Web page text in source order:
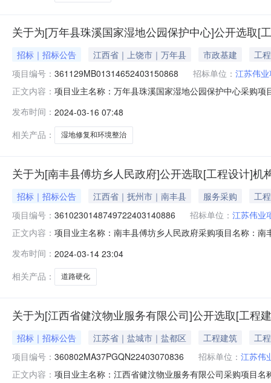
关于为[万年县珠溪国家湿地公园保护中心]公开选取[
招标｜招标公告 江西省｜上饶市｜万年县 市政基建
工程
项目编号： 361129MB01314652403150868 招标单位： 江苏伟
正文内容： 项目业主名称：万年县珠溪国家湿地公园保护中心采购
90金额说明：按相关标准计取服务内容：招标代理选取
选+竞价直
发布时间： 2024-03-16 07:48
相关产品：
湿地修复和环境整治
关于为[南丰县傅坊乡人民政府]公开选取[工程设计]机
招标｜招标公告 江西省｜抚州市｜南丰县 服务采购
工程
项目编号： 3610230148749722403140886 招标单位： 江苏伟业
正文内容： 项目业主名称：南丰县傅坊乡人民政府采购项目名称：
间：3（个工作日）签订合同时间：15（个工作日）合同
中鸿亿博集团有限公司,
发布时间： 2024-03-14 23:04
相关产品：
道路硬化
关于为[江西省健汶物业服务有限公司]公开选取[工程
招标｜招标公告 江苏省｜盐城市｜盐都区 工程建筑
工程
项目编号： 360802MA37PGQN22403070836 招标单位： 江苏伟
正文内容： 项目业主名称：江西省健汶物业服务有限公司采购项目